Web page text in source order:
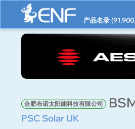
产品名录 (91,900
合肥布诺太阳能科技有限公司
PSC Solar UK